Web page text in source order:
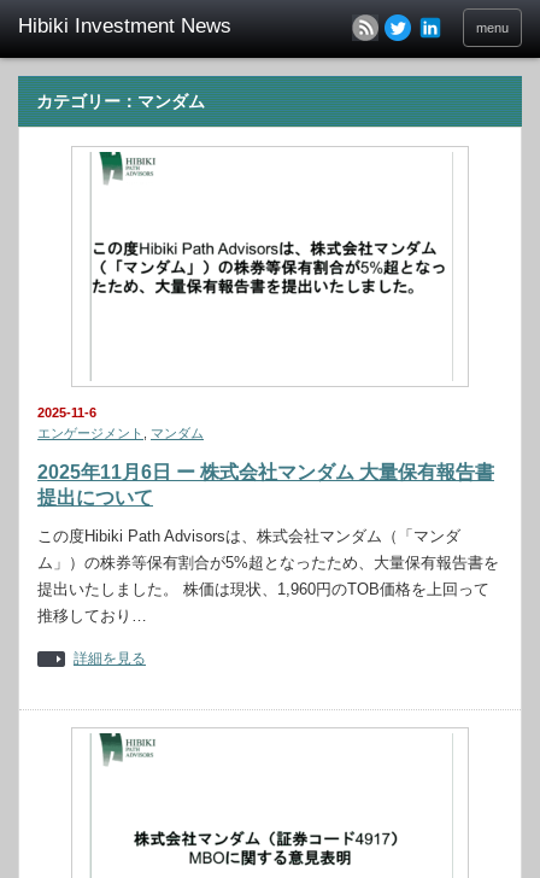
menu
カテゴリー：マンダム
2025-11-6
エンゲージメント
マンダム
2025年11月6日 ー 株式会社マンダム 大量保有報告書
提出について
この度Hibiki Path Advisorsは、株式会社マンダム（「マンダ
ム」）の株券等保有割合が5%超となったため、大量保有報告書を
提出いたしました。 株価は現状、1,960円のTOB価格を上回って
推移しており…
詳細を見る